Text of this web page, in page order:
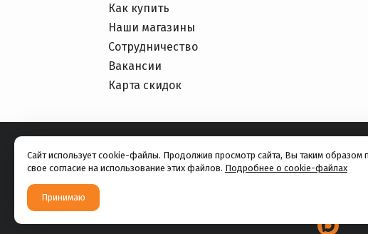
Как купить
Наши магазины
Сотрудничество
Вакансии
Карта скидок
Сайт использует cookie-файлы. Продолжив просмотр сайта, Вы таким образом
свое согласие на использование этих файлов. Подробнее о cookie-файлах
Принимаю